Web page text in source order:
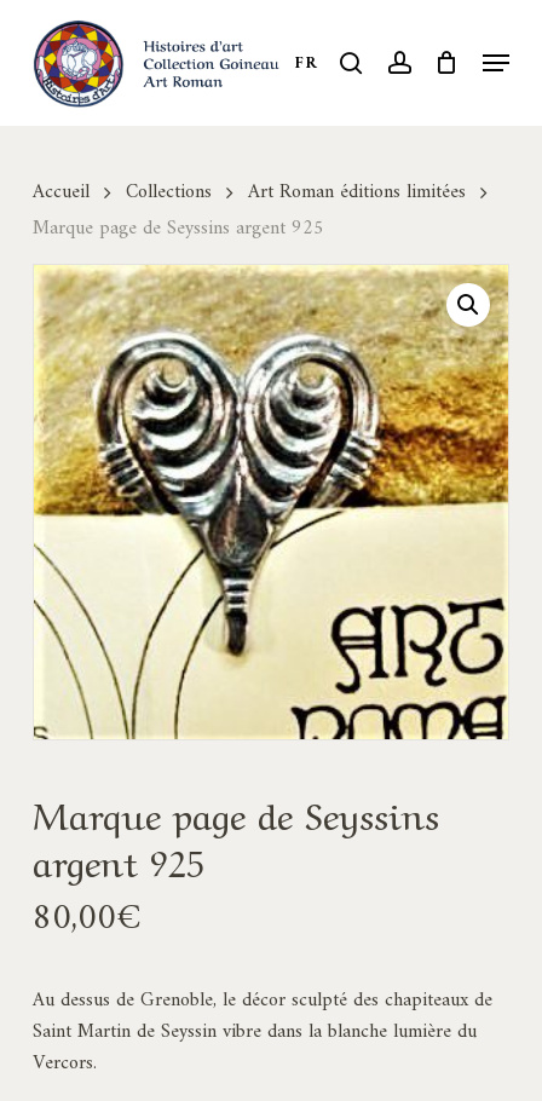
main
content
FR search account Menu
Accueil Collections
Art Roman éditions limitées
Marque page de Seyssins argent 925
Marque page de Seyssins
argent 925
80,00€
Au dessus de Grenoble, le décor sculpté des chapiteaux de
Saint Martin de Seyssin vibre dans la blanche lumière du
Vercors.
Close